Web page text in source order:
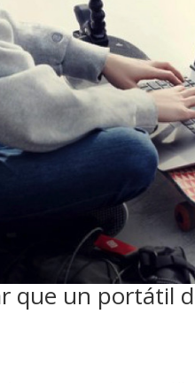
que un portátil